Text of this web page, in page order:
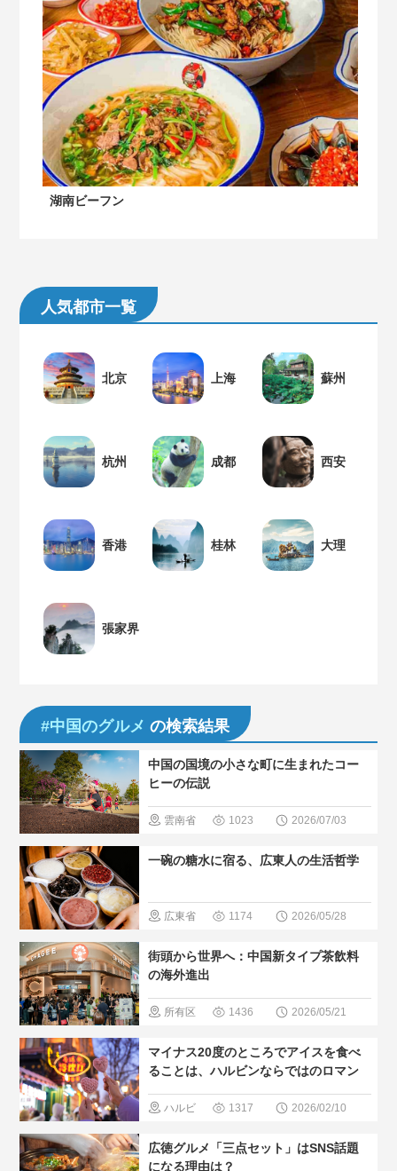
湖南ビーフン
人気都市一覧
北京 上海 蘇州
杭州 成都 西安
香港 桂林 大理
張家界
#中国のグルメ の検索結果
中国の国境の小さな町に生まれたコー
ヒーの伝説
雲南省
気・おすす
の暮らし方
＃中国の少
数民族
1023 2026/07/03
一碗の糖水に宿る、広東人の生活哲学
広東省
ルメ ＃人
気・おすす
の暮らし方
1174 2026/05/28
街頭から世界へ：中国新タイプ茶飲料
の海外進出
所有区
のグルメ
＃人気・お
現地の暮ら
1436 2026/05/21
マイナス20度のところでアイスを食べ
ることは、ハルビンならではのロマン
ハルビ
のグルメ
1317 2026/02/10
広徳グルメ「三点セット」はSNS話題
になる理由は？